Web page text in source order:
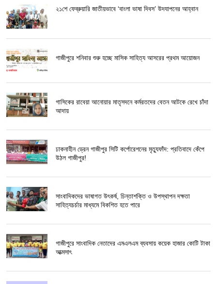
২১শে ফেব্রুয়ারি জাতীয়ভাবে ‘বাংলা ভাষা দিবস’ উদযাপনের আহ্বান
গাজীপুরে শনিবার শুরু হচ্ছে মাসিক সাহিত্য আসরের প্রথম আয়োজন
গাসিকের রাবেয়া আনোয়ার মাতৃসদনে কর্মরতদের বেতন আটকে রেখে চাঁদা
আদায়
ঢাকনাহীন ড্রেন গাজীপুর সিটি কর্পোরেশনের মৃত্যুফাঁদ: প্রতিবাদে কেঁপে
উঠল গাজীপুর!
সাংবাদিকদের ভাষাগত উৎকর্ষ, চিন্তাশক্তি ও উপস্থাপন দক্ষতা
সাহিত্যচর্চার মাধ্যমে বিকশিত হতে পারে
গাজীপুরে সাংবাদিক নেতাদের এমএলএম ব্যবসায় কয়েক হাজার কোটি টাকা
আত্মসাৎ